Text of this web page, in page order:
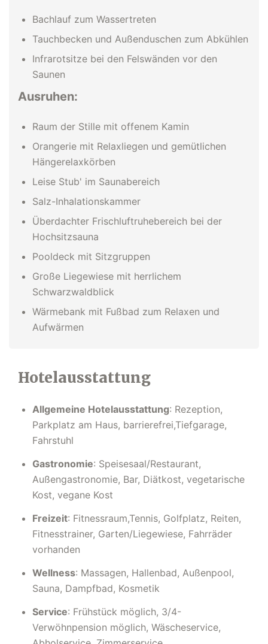
Bachlauf zum Wassertreten
Tauchbecken und Außenduschen zum Abkühlen
Infrarotsitze bei den Felswänden vor den
Saunen
Ausruhen:
Raum der Stille mit offenem Kamin
Orangerie mit Relaxliegen und gemütlichen
Hängerelaxkörben
Leise Stub' im Saunabereich
Salz-Inhalationskammer
Überdachter Frischluftruhebereich bei der
Hochsitzsauna
Pooldeck mit Sitzgruppen
Große Liegewiese mit herrlichem
Schwarzwaldblick
Wärmebank mit Fußbad zum Relaxen und
Aufwärmen
Hotelausstattung
Allgemeine Hotelausstattung: Rezeption,
Parkplatz am Haus, barrierefrei,Tiefgarage,
Fahrstuhl
Gastronomie: Speisesaal/Restaurant,
Außengastronomie, Bar, Diätkost, vegetarische
Kost, vegane Kost
Freizeit: Fitnessraum,Tennis, Golfplatz, Reiten,
Fitnesstrainer, Garten/Liegewiese, Fahrräder
vorhanden
Wellness: Massagen, Hallenbad, Außenpool,
Sauna, Dampfbad, Kosmetik
Service: Frühstück möglich, 3/4-
Verwöhnpension möglich, Wäscheservice,